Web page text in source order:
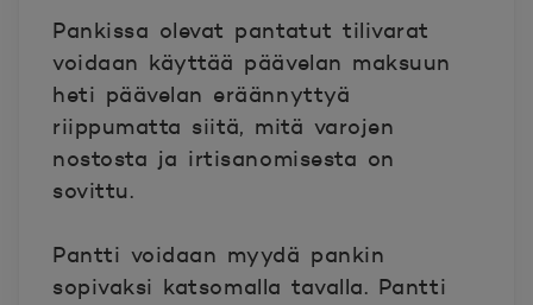
Pankissa olevat pantatut tilivarat
voidaan käyttää päävelan maksuun
heti päävelan eräännyttyä
riippumatta siitä, mitä varojen
nostosta ja irtisanomisesta on
sovittu.
Pantti voidaan myydä pankin
sopivaksi katsomalla tavalla. Pantti